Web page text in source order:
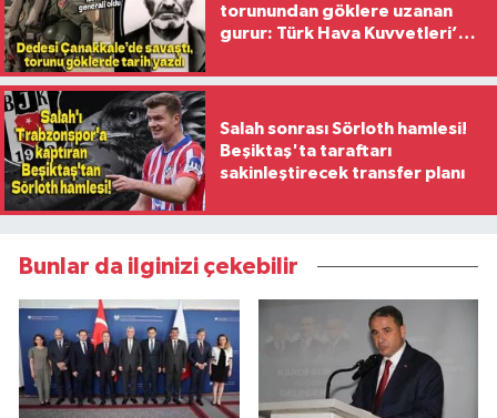
torunundan göklere uzanan
gurur: Türk Hava Kuvvetleri’nin
Salah sonrası Sörloth hamlesi!
Beşiktaş'ta taraftarı
sakinleştirecek transfer planı
Bunlar da ilginizi çekebilir